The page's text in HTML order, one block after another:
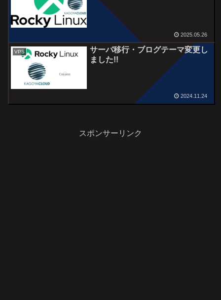
2025.05.26
VPS
サーバ移行・ブログテーマ変更し
ました!!
2024.11.24
スポンサーリンク